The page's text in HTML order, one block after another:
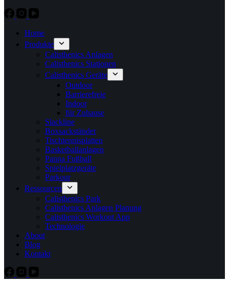
Home
Produkte
Calisthenics Anlagen
Calisthenics Stationen
Calisthenics Geräte
Outdoor
Barrierefreie
Indoor
für Zuhause
Slackline
Boxsackständer
Tischtennisplatten
Basketballanlagen
Panna Fußball
Spielplatzgeräte
Parkour
Ressourcen
Calisthenics Park
Calisthenics Anlagen Planung
Calisthenics Workout App
Technologie
About
Blog
Kontakt